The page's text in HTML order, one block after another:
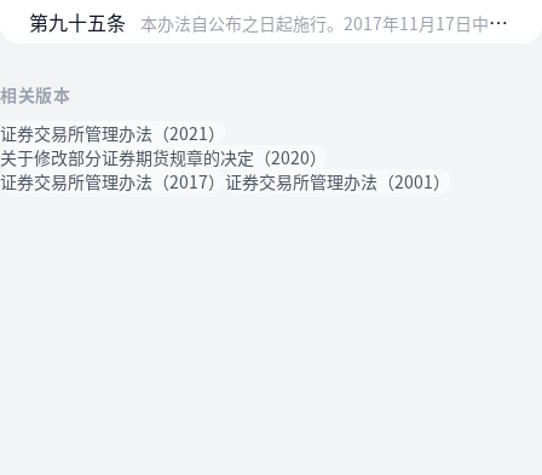
第九十五条 本办法自公布之日起施行。2017年11月17日中国证监会公布的《证券交易所管理办法》同时废止。
相关版本
证券交易所管理办法（2021）
关于修改部分证券期货规章的决定（2020）
证券交易所管理办法（2017） 证券交易所管理办法（2001）